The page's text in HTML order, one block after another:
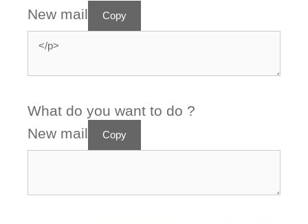
New mail
Copy
What do you want to do ?
New mail
Copy